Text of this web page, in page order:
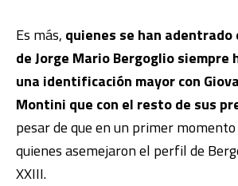
Es más, quienes se han adentrado
de Jorge Mario Bergoglio siempre
una identificación mayor con
Montini que con el resto de sus
pesar de que en un primer
quienes asemejaron el perfil de
XXIII.